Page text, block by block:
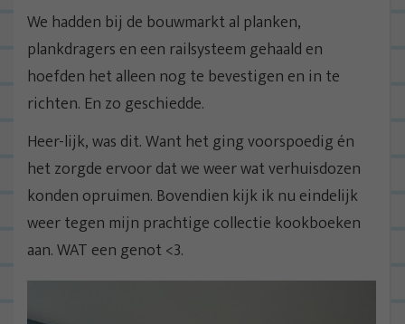
We hadden bij de bouwmarkt al planken,
plankdragers en een railsysteem gehaald en
hoefden het alleen nog te bevestigen en in te
richten. En zo geschiedde.
Heer-lijk, was dit. Want het ging voorspoedig én
het zorgde ervoor dat we weer wat verhuisdozen
konden opruimen. Bovendien kijk ik nu eindelijk
weer tegen mijn prachtige collectie kookboeken
aan. WAT een genot <3.